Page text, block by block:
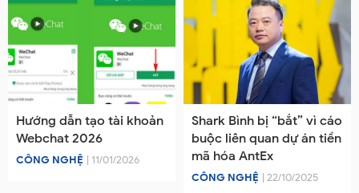
Hướng dẫn tạo tài khoản
Webchat 2026
CÔNG NGHỆ | 11/01/2026
Shark Bình bị “bắt” vì cáo
buộc liên quan dự án tiền
mã hóa AntEx
CÔNG NGHỆ | 22/10/2025